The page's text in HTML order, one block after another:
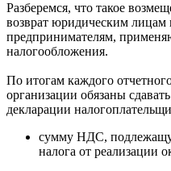
Разберемся, что такое
возврат юридическим
предпринимателям,
налогообложения.
По итогам каждого
организации обязаны
декларации
сумму НДС,
налога от реализации